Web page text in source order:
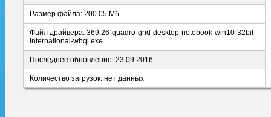
Размер файла: 200.05 Мб
Файл драйвера: 369.26-quadro-grid-desktop-notebook-win10-32bit-
international-whql.exe
Последнее обновление: 23.09.2016
Количество загрузок: нет данных